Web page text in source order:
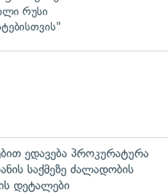
რუსი
ედავება პროკურატურა
საქმეზე ძალადობის
დეტალები